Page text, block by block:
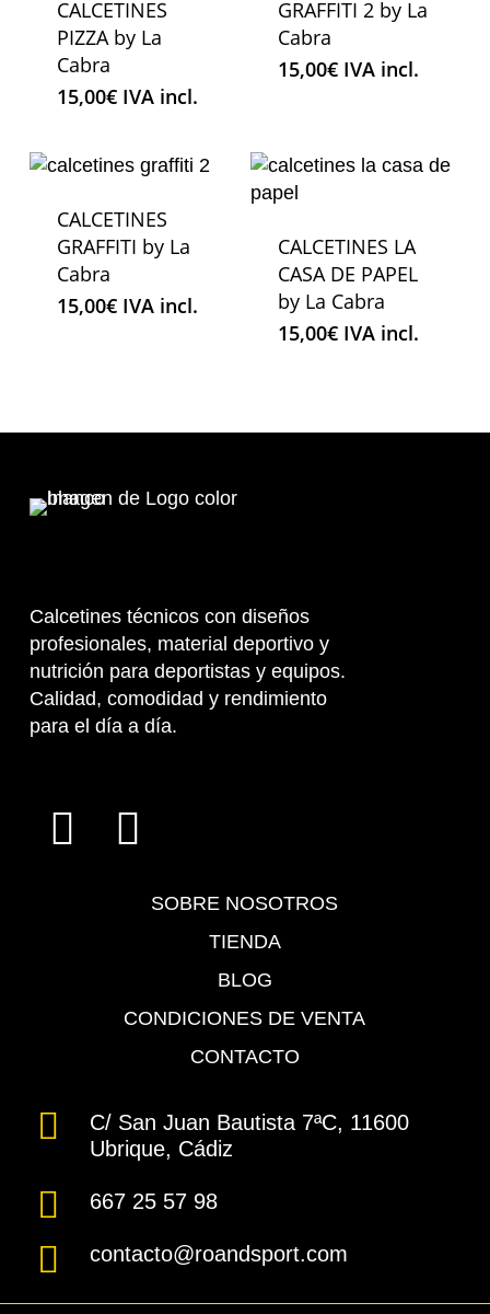
CALCETINES
PIZZA by La
Cabra
15,00€ IVA incl.
GRAFFITI 2 by La
Cabra
15,00€ IVA incl.
CALCETINES
GRAFFITI by La
Cabra
15,00€ IVA incl.
CALCETINES LA
CASA DE PAPEL
by La Cabra
15,00€ IVA incl.
Calcetines técnicos con diseños
profesionales, material deportivo y
nutrición para deportistas y equipos.
Calidad, comodidad y rendimiento
para el día a día.
SOBRE NOSOTROS
TIENDA
BLOG
CONDICIONES DE VENTA
CONTACTO
C/ San Juan Bautista 7ªC, 11600
Ubrique, Cádiz
667 25 57 98
contacto@roandsport.com